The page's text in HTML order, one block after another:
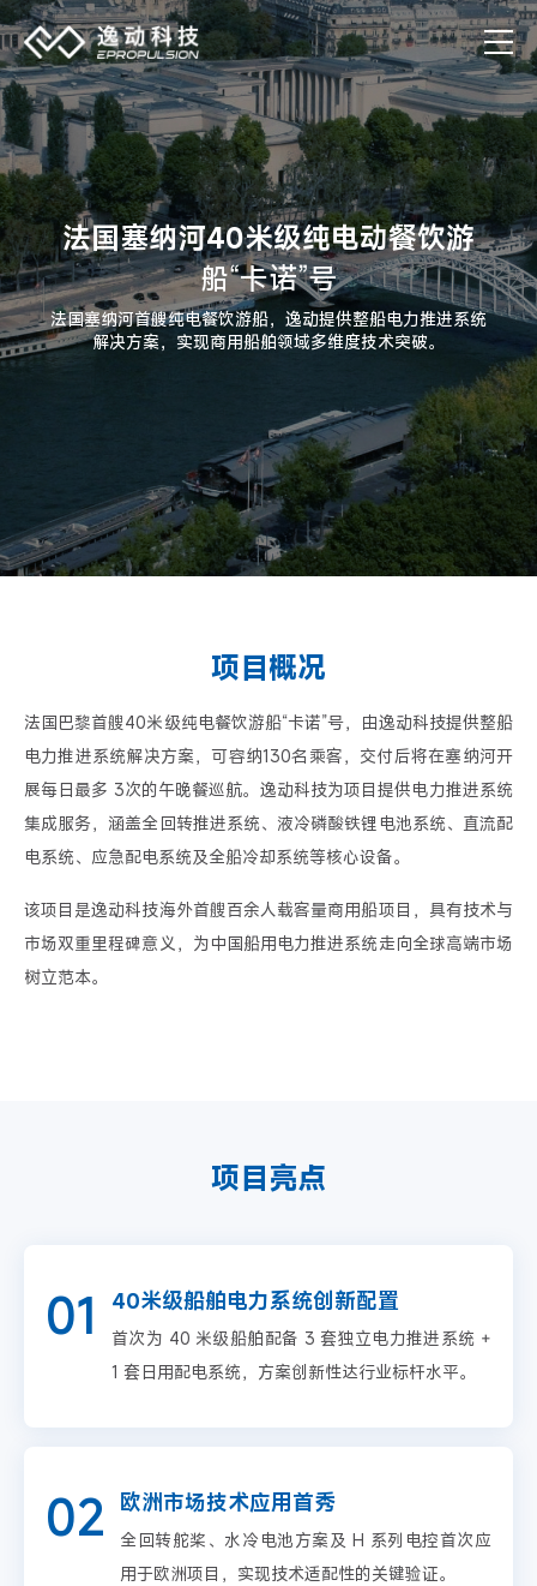
法国塞纳河40米级纯电动餐饮游
船“卡诺”号
法国塞纳河首艘纯电餐饮游船，逸动提供整船电力推进系统
解决方案，实现商用船舶领域多维度技术突破。
项目概况
法国巴黎首艘40米级纯电餐饮游船“卡诺”号，由逸动科技提供整船
电力推进系统解决方案，可容纳130名乘客，交付后将在塞纳河开
展每日最多 3次的午晚餐巡航。逸动科技为项目提供电力推进系统
集成服务，涵盖全回转推进系统、液冷磷酸铁锂电池系统、直流配
电系统、应急配电系统及全船冷却系统等核心设备。
该项目是逸动科技海外首艘百余人载客量商用船项目，具有技术与
市场双重里程碑意义，为中国船用电力推进系统走向全球高端市场
树立范本。
项目亮点
01 40米级船舶电力系统创新配置
首次为 40 米级船舶配备 3 套独立电力推进系统 +
1 套日用配电系统，方案创新性达行业标杆水平。
02 欧洲市场技术应用首秀
全回转舵桨、水冷电池方案及 H 系列电控首次应
用于欧洲项目，实现技术适配性的关键验证。